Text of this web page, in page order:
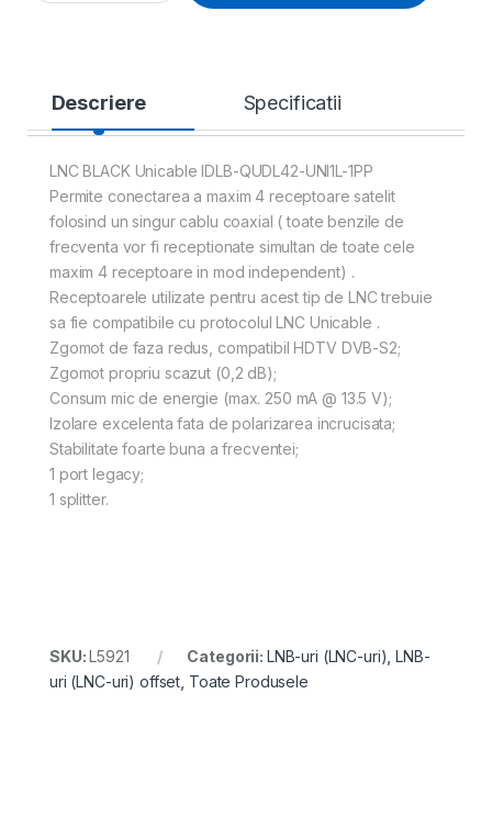
Descriere Specificatii
LNC BLACK Unicable IDLB-QUDL42-UNI1L-1PP
Permite conectarea a maxim 4 receptoare satelit
folosind un singur cablu coaxial ( toate benzile de
frecventa vor fi receptionate simultan de toate cele
maxim 4 receptoare in mod independent) .
Receptoarele utilizate pentru acest tip de LNC trebuie
sa fie compatibile cu protocolul LNC Unicable .
Zgomot de faza redus, compatibil HDTV DVB-S2;
Zgomot propriu scazut (0,2 dB);
Consum mic de energie (max. 250 mA @ 13.5 V);
Izolare excelenta fata de polarizarea incrucisata;
Stabilitate foarte buna a frecventei;
1 port legacy;
1 splitter.
SKU:L5921 Categorii: LNB-uri (LNC-uri) ,LNB-
uri (LNC-uri) offset Toate Produsele